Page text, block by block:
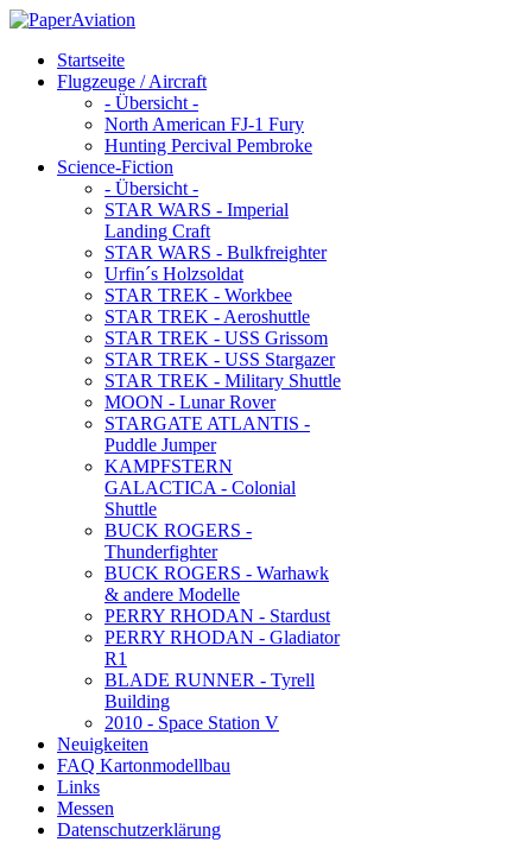
Startseite
Flugzeuge / Aircraft
- Übersicht -
North American FJ-1 Fury
Hunting Percival Pembroke
Science-Fiction
- Übersicht -
STAR WARS - Imperial
Landing Craft
STAR WARS - Bulkfreighter
Urfin´s Holzsoldat
STAR TREK - Workbee
STAR TREK - Aeroshuttle
STAR TREK - USS Grissom
STAR TREK - USS Stargazer
STAR TREK - Military Shuttle
MOON - Lunar Rover
STARGATE ATLANTIS -
Puddle Jumper
KAMPFSTERN
GALACTICA - Colonial
Shuttle
BUCK ROGERS -
Thunderfighter
BUCK ROGERS - Warhawk
& andere Modelle
PERRY RHODAN - Stardust
PERRY RHODAN - Gladiator
R1
BLADE RUNNER - Tyrell
Building
2010 - Space Station V
Neuigkeiten
FAQ Kartonmodellbau
Links
Messen
Datenschutzerklärung